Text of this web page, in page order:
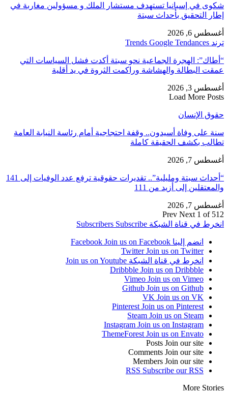
شكوى في إسبانيا تستهدف مستشار الملك و مسؤولين مغاربة في
إطار التحقيق بأحداث سبتة
أغسطس 6, 2026
ترند Trends Google Tendances
“أطاك”: الهجرة الجماعية نحو سبتة أكدت فشل السياسات التي
عمقت البطالة والهشاشة وراكمت الثروة في يد أقلية
أغسطس 3, 2026
Load More Posts
حقوق الإنسان
سنة على وفاة أسيدون.. وقفة احتجاجية أمام رئاسة النيابة العامة
تطالب بكشف الحقيقة كاملة
أغسطس 7, 2026
“أحداث سبتة ومليلية”.. تقديرات حقوقية ترفع عدد الوفيات إلى 141
والمعتقلين إلى أزيد من 111
أغسطس 7, 2026
Prev Next 1 of 512
انخرط في قناة الشبكة
Subscribers Subscribe
انضم إلينا Facebook Join us on Facebook
Twitter Join us on Twitter
انخرط في قناة الشبكة Join us on Youtube
Dribbble Join us on Dribbble
Vimeo Join us on Vimeo
Github Join us on Github
VK Join us on VK
Pinterest Join us on Pinterest
Steam Join us on Steam
Instagram Join us on Instagram
ThemeForest Join us on Envato
Posts Join our site
Comments Join our site
Members Join our site
RSS Subscribe our RSS
More Stories